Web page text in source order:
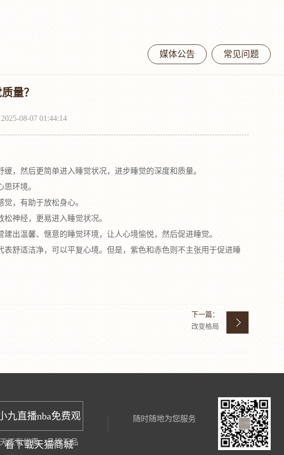
媒体公告 常见问题
量？
08-07 01:44:14
然后更简单进入睡觉状况，进步睡觉的深度和质量‌。
环境‌。
，有助于放松身心‌。
神经，更易进入睡觉状况‌。
温馨、惬意的睡觉环境，让人心境愉悦，然后促进睡觉‌。
舒适洁净，可以平复心境‌。但是，‌紫色和赤色‌则不主张用于促进睡
下一篇：
改变格局
九直播nba免费观
看下载天猫商城
天天有优惠，品牌正品
随时随地为您服务